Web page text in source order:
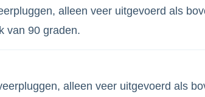
alleen veer uitgevoerd als
van 90 graden.
alleen veer uitgevoerd als